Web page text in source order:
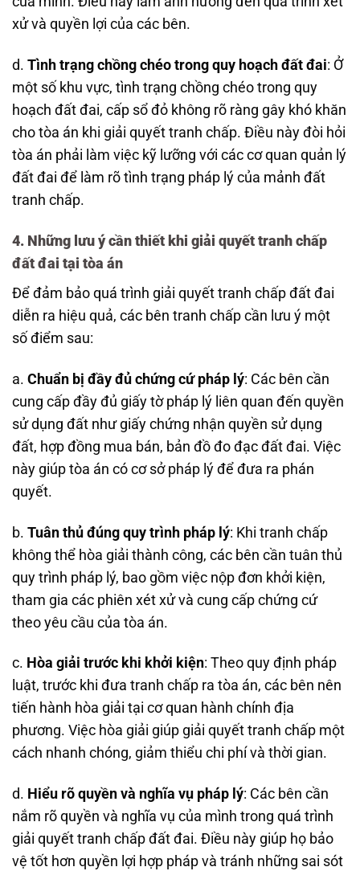
xử và quyền lợi của các bên.
d. Tình trạng chồng chéo trong quy hoạch đất đai: Ở
một số khu vực, tình trạng chồng chéo trong quy
hoạch đất đai, cấp sổ đỏ không rõ ràng gây khó khăn
cho tòa án khi giải quyết tranh chấp. Điều này đòi hỏi
tòa án phải làm việc kỹ lưỡng với các cơ quan quản lý
đất đai để làm rõ tình trạng pháp lý của mảnh đất
tranh chấp.
4. Những lưu ý cần thiết khi giải quyết tranh chấp
đất đai tại tòa án
Để đảm bảo quá trình giải quyết tranh chấp đất đai
diễn ra hiệu quả, các bên tranh chấp cần lưu ý một
số điểm sau:
a. Chuẩn bị đầy đủ chứng cứ pháp lý: Các bên cần
cung cấp đầy đủ giấy tờ pháp lý liên quan đến quyền
sử dụng đất như giấy chứng nhận quyền sử dụng
đất, hợp đồng mua bán, bản đồ đo đạc đất đai. Việc
này giúp tòa án có cơ sở pháp lý để đưa ra phán
quyết.
b. Tuân thủ đúng quy trình pháp lý: Khi tranh chấp
không thể hòa giải thành công, các bên cần tuân thủ
quy trình pháp lý, bao gồm việc nộp đơn khởi kiện,
tham gia các phiên xét xử và cung cấp chứng cứ
theo yêu cầu của tòa án.
c. Hòa giải trước khi khởi kiện: Theo quy định pháp
luật, trước khi đưa tranh chấp ra tòa án, các bên nên
tiến hành hòa giải tại cơ quan hành chính địa
phương. Việc hòa giải giúp giải quyết tranh chấp một
cách nhanh chóng, giảm thiểu chi phí và thời gian.
d. Hiểu rõ quyền và nghĩa vụ pháp lý: Các bên cần
nắm rõ quyền và nghĩa vụ của mình trong quá trình
giải quyết tranh chấp đất đai. Điều này giúp họ bảo
vệ tốt hơn quyền lợi hợp pháp và tránh những sai sót